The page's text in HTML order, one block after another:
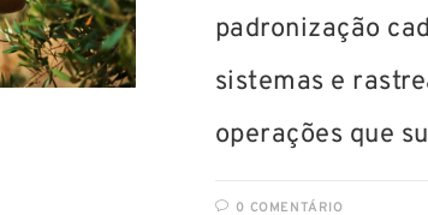
padronização
sistemas e
operações que
0 COMENTÁRIO